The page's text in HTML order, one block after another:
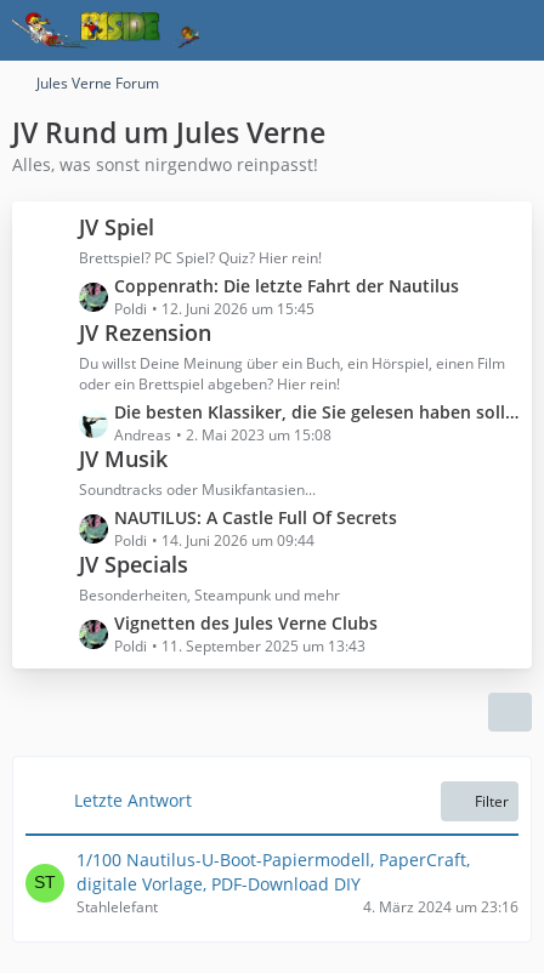
Jules Verne Forum
JV Rund um Jules Verne
Alles, was sonst nirgendwo reinpasst!
JV Spiel
Brettspiel? PC Spiel? Quiz? Hier rein!
L
e
z
t
B
e
i
r
ä
g
e
Coppenrath: Die letzte Fahrt der Nautilus
Poldi 12. Juni 2026 um 15:45
JV Rezension
Du willst Deine Meinung über ein Buch, ein Hörspiel, einen Film
oder ein Brettspiel abgeben? Hier rein!
L
e
z
e
B
e
i
t
r
Die besten Klassiker, die Sie gelesen haben sollten
Andreas 2. Mai 2023 um 15:08
JV Musik
Soundtracks oder Musikfantasien...
L
e
z
e
B
g
e
NAUTILUS: A Castle Full Of Secrets
Poldi 14. Juni 2026 um 09:44
JV Specials
Besonderheiten, Steampunk und mehr
L
e
t
e
t
r
ä
g
Vignetten des Jules Verne Clubs
Poldi 11. September 2025 um 13:43
Letzte Antwort Filter
1/100 Nautilus-U-Boot-Papiermodell, PaperCraft,
digitale Vorlage, PDF-Download DIY
Stahlelefant 4. März 2024 um 23:16